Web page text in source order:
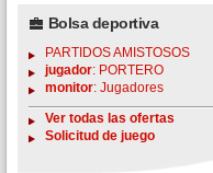
Bolsa deportiva
PARTIDOS AMISTOSOS
jugador: PORTERO
monitor: Jugadores
Ver todas las ofertas
Solicitud de juego